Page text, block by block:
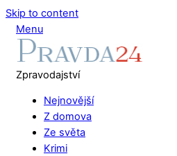
Skip to content
Menu
Zpravodajství
Nejnovější
Z domova
Ze světa
Krimi